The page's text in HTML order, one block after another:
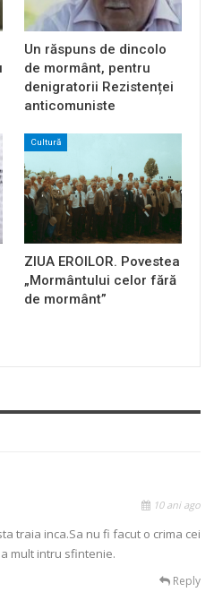
Un răspuns de dincolo
de mormânt, pentru
denigratorii Rezistenței
anticomuniste
Cultură
ZIUA EROILOR. Povestea
„Mormântului celor fără
de mormânt”
10 ani ago
traia inca.Sa nu fi facut o crima cei
mult intru sfintenie.
Reply